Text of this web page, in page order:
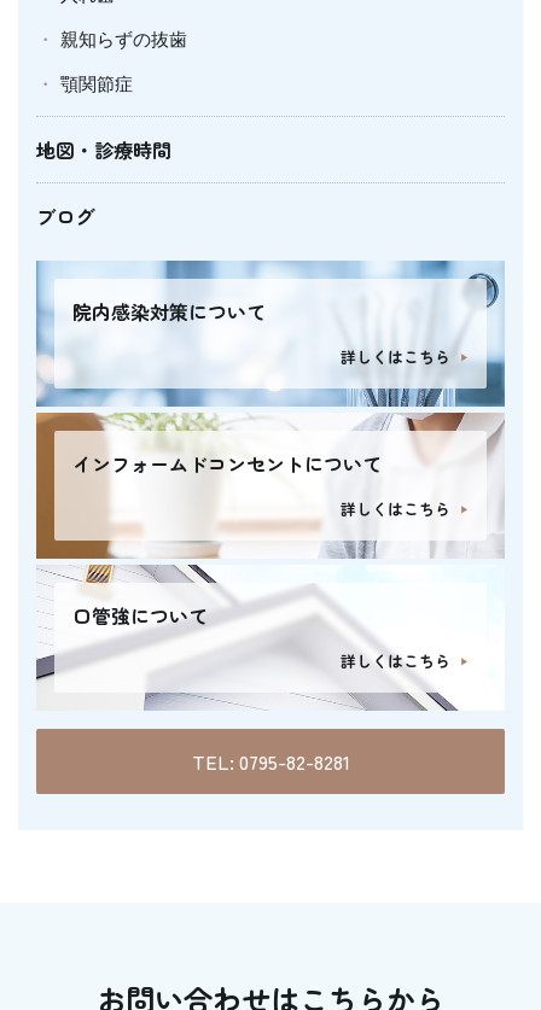
親知らずの抜歯
顎関節症
地図・診療時間
ブログ
院内感染対策について
詳しくはこちら
インフォームドコンセントについて
詳しくはこちら
口管強について
詳しくはこちら
TEL: 0795-82-8281
お問い合わせはこちらから